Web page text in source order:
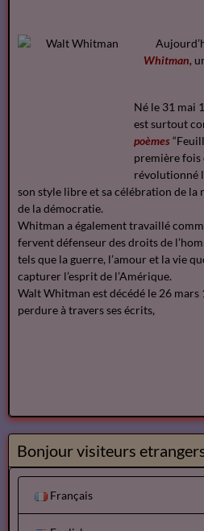
Whitman,
Né le 31 mai
est surtout
poèmes
première fois
révolutionné
son style libre et sa célébration de la
de la démocratie.
Whitman a également travaillé
fervent défenseur des droits de
tels que la guerre, l’amour et la vie
capturer l’esprit de l’Amérique.
Walt Whitman est décédé le 26 mars
perdure à travers ses écrits,
Bonjour visiteurs
Français